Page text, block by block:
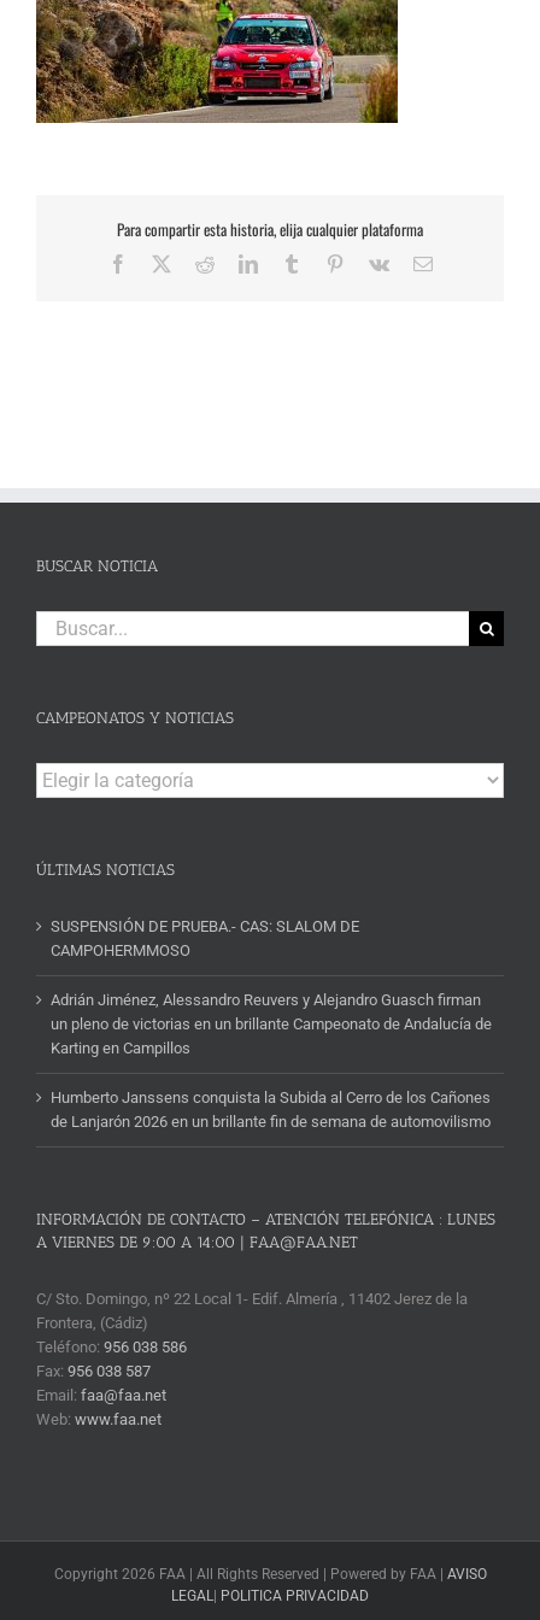
Para compartir esta historia, elija cualquier plataforma
Facebook RedditLinkedInTumblr Pinterest
Vk
Correo
BUSCAR NOTICIA
Buscar:
CAMPEONATOS Y NOTICIAS
Campeonatos
y
ÚLTIMAS NOTICIAS
SUSPENSIÓN DE PRUEBA.- CAS: SLALOM DE
CAMPOHERMMOSO
Adrián Jiménez, Alessandro Reuvers y Alejandro Guasch firman
un pleno de victorias en un brillante Campeonato de Andalucía de
Karting en Campillos
Humberto Janssens conquista la Subida al Cerro de los Cañones
de Lanjarón 2026 en un brillante fin de semana de automovilismo
INFORMACIÓN DE CONTACTO – ATENCIÓN TELEFÓNICA : LUNES
A VIERNES DE 9:00 A 14:00 | FAA@FAA.NET
C/ Sto. Domingo, nº 22 Local 1- Edif. Almería , 11402 Jerez de la
Frontera, (Cádiz)
Teléfono: 956 038 586
Fax: 956 038 587
Email: faa@faa.net
Web: www.faa.net
Copyright 2026 FAA | All Rights Reserved | Powered by FAA | AVISO
LEGAL | POLITICA PRIVACIDAD